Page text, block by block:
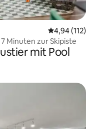
4,94 (112)
Minuten zur Skipiste
mit Pool